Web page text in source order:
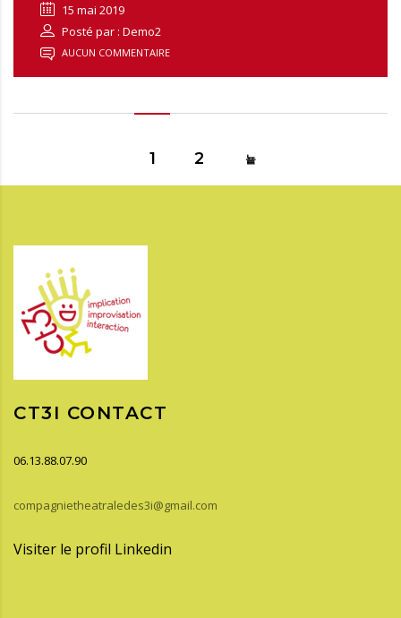
15 mai 2019
Posté par : Demo2
AUCUN COMMENTAIRE
1 2
CT3I CONTACT
06.13.88.07.90
compagnietheatraledes3i@gmail.com
Visiter le profil Linkedin